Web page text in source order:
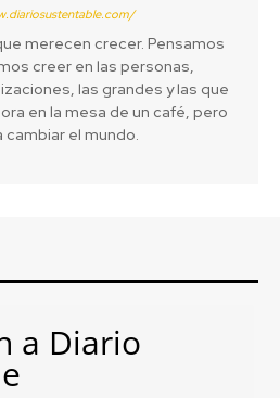
merecen crecer. Pensamos
creer en las personas,
las grandes y las que
en la mesa de un café, pero
cambiar el mundo.
a Diario